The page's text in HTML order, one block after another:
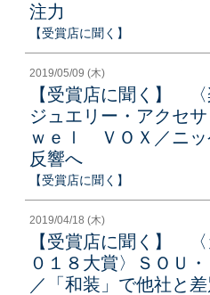
注力
【受賞店に聞く】
2019/05/09 (木)
【受賞店に聞く】
ジュエリー・アクセ
ｗｅｌ ＶＯＸ／ニッ
反響へ
【受賞店に聞く】
2019/04/18 (木)
【受賞店に聞く】
０１８大賞〉ＳＯＵ
／「和装」で他社と